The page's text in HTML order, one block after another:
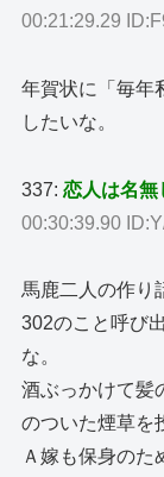
00:21:29.29
年賀状に「毎年
したいな。
337:恋人は名無
00:30:39.90
馬鹿二人の作り
302のこと呼び
な。
酒ぶっかけて髪
のついた煙草を
Ａ嫁も保身のた